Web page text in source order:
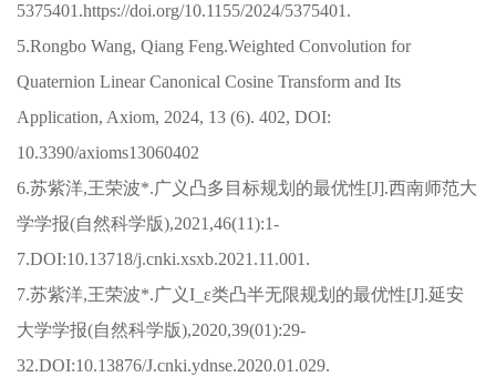
5375401.https://doi.org/10.1155/2024/5375401.
5.Rongbo Wang, Qiang Feng.Weighted Convolution for
Quaternion Linear Canonical Cosine Transform and Its
Application, Axiom, 2024, 13 (6). 402, DOI:
10.3390/axioms13060402
6.苏紫洋,王荣波*.广义凸多目标规划的最优性[J].西南师范大
学学报(自然科学版),2021,46(11):1-
7.DOI:10.13718/j.cnki.xsxb.2021.11.001.
7.苏紫洋,王荣波*.广义I_ε类凸半无限规划的最优性[J].延安
大学学报(自然科学版),2020,39(01):29-
32.DOI:10.13876/J.cnki.ydnse.2020.01.029.